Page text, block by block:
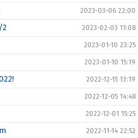
2023-03-06 22:00
2 2023-02-03 11:08
2023-01-10 23:25
2023-01-10 15:19
2022-12-15 13:19
2022-12-05 14:48
2022-12-01 15:25
2022-11-14 22:52